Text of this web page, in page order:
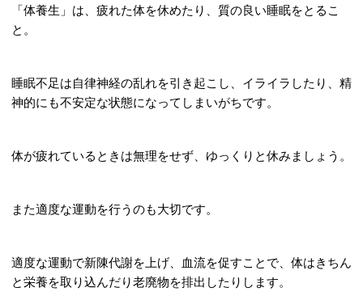
「体養生」は、疲れた体を休めたり、質の良い睡眠をとるこ
と。
睡眠不足は自律神経の乱れを引き起こし、イライラしたり、精
神的にも不安定な状態になってしまいがちです。
体が疲れているときは無理をせず、ゆっくりと休みましょう。
また適度な運動を行うのも大切です。
適度な運動で新陳代謝を上げ、血流を促すことで、体はきちん
と栄養を取り込んだり老廃物を排出したりします。